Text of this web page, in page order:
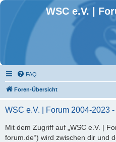
WSC e.V. |
FAQ
Foren-Übersicht
WSC e.V. | Forum 2004-2023
Mit dem Zugriff auf „WSC e.V. |
forum.de“) wird zwischen dir und